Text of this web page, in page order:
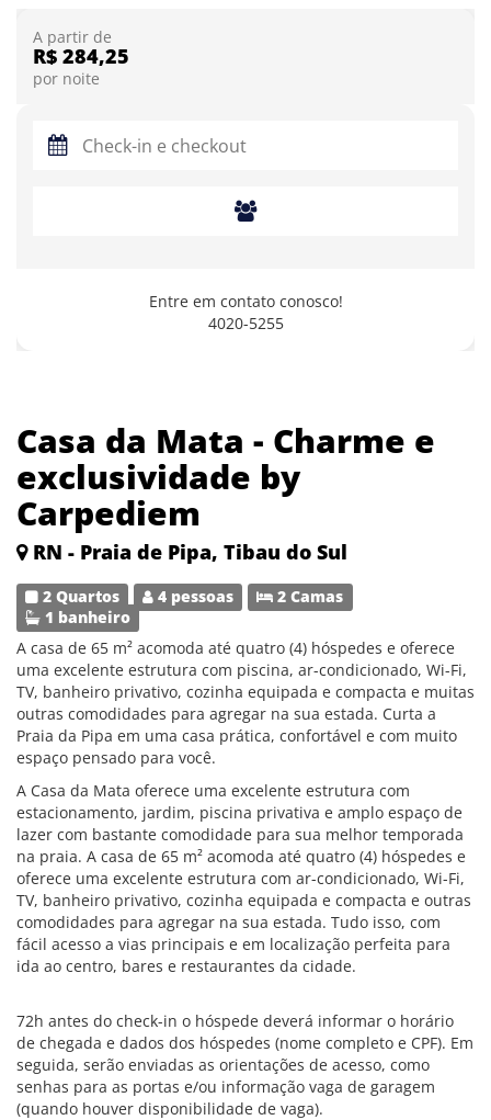
Casa da Mata - Charme e
exclusividade by
Carpediem
RN - Praia de Pipa, Tibau do Sul
2 Quartos 4 pessoas
2 Camas
1 banheiro
A casa de 65 m² acomoda até quatro (4) hóspedes e oferece
uma excelente estrutura com piscina, ar-condicionado, Wi-Fi,
TV, banheiro privativo, cozinha equipada e compacta e muitas
outras comodidades para agregar na sua estada. Curta a
Praia da Pipa em uma casa prática, confortável e com muito
espaço pensado para você.
A Casa da Mata oferece uma excelente estrutura com
estacionamento, jardim, piscina privativa e amplo espaço de
lazer com bastante comodidade para sua melhor temporada
na praia. A casa de 65 m² acomoda até quatro (4) hóspedes e
oferece uma excelente estrutura com ar-condicionado, Wi-Fi,
TV, banheiro privativo, cozinha equipada e compacta e outras
comodidades para agregar na sua estada. Tudo isso, com
fácil acesso a vias principais e em localização perfeita para
ida ao centro, bares e restaurantes da cidade.
72h antes do check-in o hóspede deverá informar o horário
de chegada e dados dos hóspedes (nome completo e CPF). Em
seguida, serão enviadas as orientações de acesso, como
senhas para as portas e/ou informação vaga de garagem
(quando houver disponibilidade de vaga).
A partir de
R$ 284,25
por noite
Entre em contato conosco!
4020-5255